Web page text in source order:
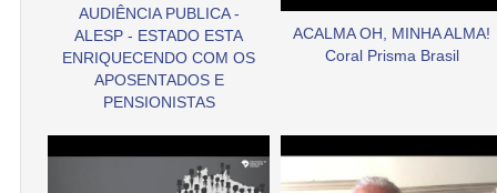
AUDIÊNCIA PUBLICA -
ALESP - ESTADO ESTA
ENRIQUECENDO COM OS
APOSENTADOS E
PENSIONISTAS
ACALMA OH, MINHA ALMA!
Coral Prisma Brasil